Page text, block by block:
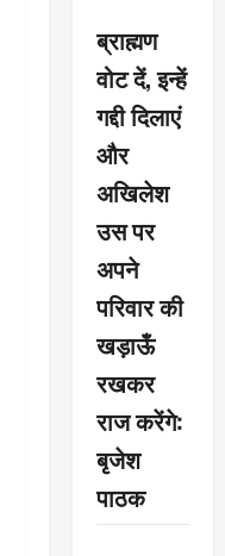
ब्राह्मण
वोट दें, इन्हें
गद्दी दिलाएं
और
अखिलेश
उस पर
अपने
परिवार की
खड़ाऊँ
रखकर
राज करेंगे:
बृजेश
पाठक